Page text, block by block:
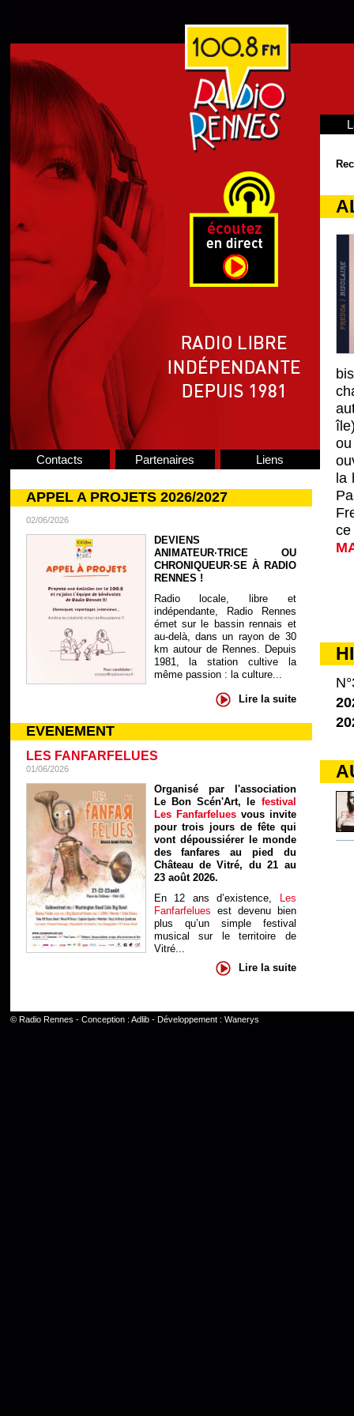
Contacts Partenaires Liens
APPEL A PROJETS 2026/2027
02/06/2026
DEVIENS
ANIMATEUR·TRICE OU
CHRONIQUEUR·SE À RADIO
RENNES !
Radio locale, libre et
indépendante, Radio Rennes
émet sur le bassin rennais et
au-delà, dans un rayon de 30
km autour de Rennes. Depuis
1981, la station cultive la
même passion : la culture...
Lire la suite
EVENEMENT
LES FANFARFELUES
01/06/2026
Organisé par l'association
Le Bon Scén'Art, le festival
Les Fanfarfelues vous invite
pour trois jours de fête qui
vont dépoussiérer le monde
des fanfares au pied du
Château de Vitré, du 21 au
23 août 2026.
En 12 ans d’existence, Les
Fanfarfelues est devenu bien
plus qu’un simple festival
musical sur le territoire de
Vitré...
Lire la suite
la
© Radio Rennes - Conception : Adlib- Développement : Wanerys